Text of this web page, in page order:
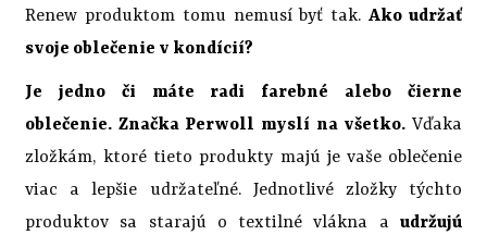
Renew produktom tomu nemusí byť tak. Ako udržať
svoje oblečenie v kondícií?
Je jedno či máte radi farebné alebo čierne
oblečenie. Značka Perwoll myslí na všetko. Vďaka
zložkám, ktoré tieto produkty majú je vaše oblečenie
viac a lepšie udržateľné. Jednotlivé zložky týchto
produktov sa starajú o textilné vlákna a udržujú